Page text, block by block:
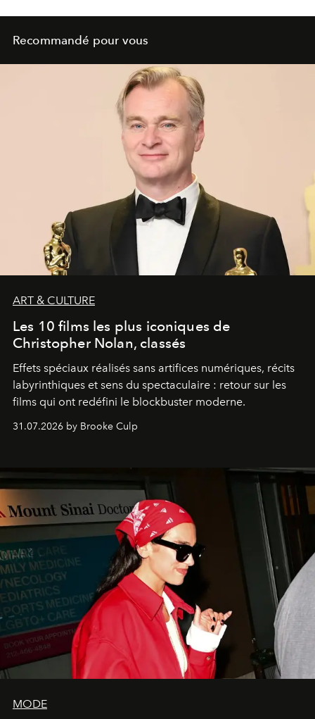
Recommandé pour vous
ART & CULTURE
Les 10 films les plus iconiques de
Christopher Nolan, classés
Effets spéciaux réalisés sans artifices numériques, récits
labyrinthiques et sens du spectaculaire : retour sur les
films qui ont redéfini le blockbuster moderne.
31.07.2026 by Brooke Culp
MODE